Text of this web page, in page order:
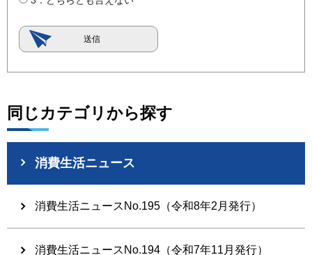
同じカテゴリから探す
消費生活ニュース
消費生活ニュースNo.195（令和8年2月発行）
消費生活ニュースNo.194（令和7年11月発行）